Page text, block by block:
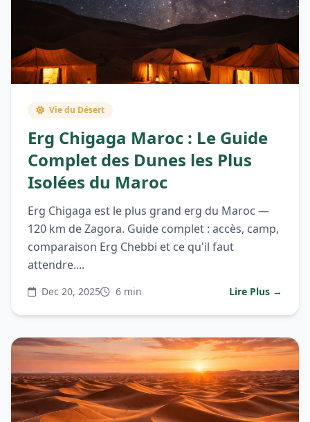
Vie du Désert
Erg Chigaga Maroc : Le Guide
Complet des Dunes les Plus
Isolées du Maroc
Erg Chigaga est le plus grand erg du Maroc —
120 km de Zagora. Guide complet : accès, camp,
comparaison Erg Chebbi et ce qu'il faut
attendre....
Dec 20, 2025 6 min Lire Plus →